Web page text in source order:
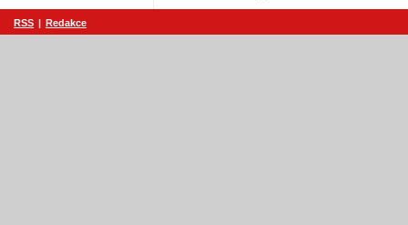
RSS | Redakce